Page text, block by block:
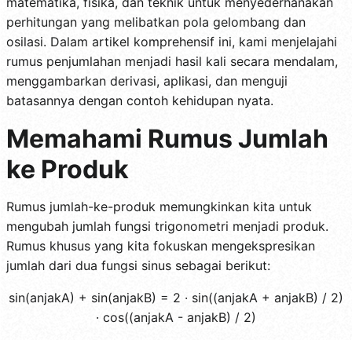
perhitungan yang melibatkan pola gelombang dan
osilasi. Dalam artikel komprehensif ini, kami menjelajahi
rumus penjumlahan menjadi hasil kali secara mendalam,
menggambarkan derivasi, aplikasi, dan menguji
batasannya dengan contoh kehidupan nyata.
Memahami Rumus Jumlah
ke Produk
Rumus jumlah-ke-produk memungkinkan kita untuk
mengubah jumlah fungsi trigonometri menjadi produk.
Rumus khusus yang kita fokuskan mengekspresikan
jumlah dari dua fungsi sinus sebagai berikut:
sin(anjakA) + sin(anjakB) = 2 · sin((anjakA + anjakB) / 2)
· cos((anjakA - anjakB) / 2)